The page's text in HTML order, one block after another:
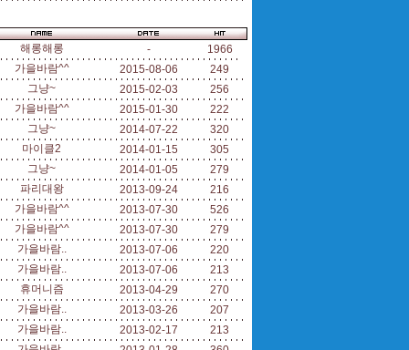
해롱해롱 -
1966
가을바람^^
2015-08-06
249
그냥~
2015-02-03
256
가을바람^^
2015-01-30
222
그냥~
2014-07-22
320
마이클2
2014-01-15
305
그냥~
2014-01-05
279
파리대왕
2013-09-24
216
가을바람^^
2013-07-30
526
가을바람^^
2013-07-30
279
가을바람..
2013-07-06
220
가을바람..
2013-07-06
213
휴머니즘
2013-04-29
270
가을바람..
2013-03-26
207
가을바람..
2013-02-17
213